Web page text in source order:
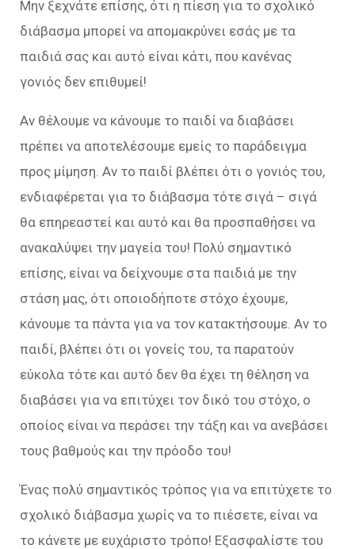
Μην ξεχνάτε επίσης, ότι η πίεση για το σχολικό
διάβασμα μπορεί να απομακρύνει εσάς με τα
παιδιά σας και αυτό είναι κάτι, που κανένας
γονιός δεν επιθυμεί!
Αν θέλουμε να κάνουμε το παιδί να διαβάσει
πρέπει να αποτελέσουμε εμείς το παράδειγμα
προς μίμηση. Αν το παιδί βλέπει ότι ο γονιός του,
ενδιαφέρεται για το διάβασμα τότε σιγά – σιγά
θα επηρεαστεί και αυτό και θα προσπαθήσει να
ανακαλύψει την μαγεία του! Πολύ σημαντικό
επίσης, είναι να δείχνουμε στα παιδιά με την
στάση μας, ότι οποιοδήποτε στόχο έχουμε,
κάνουμε τα πάντα για να τον κατακτήσουμε. Αν το
παιδί, βλέπει ότι οι γονείς του, τα παρατούν
εύκολα τότε και αυτό δεν θα έχει τη θέληση να
διαβάσει για να επιτύχει τον δικό του στόχο, ο
οποίος είναι να περάσει την τάξη και να ανεβάσει
τους βαθμούς και την πρόοδο του!
Ένας πολύ σημαντικός τρόπος για να επιτύχετε το
σχολικό διάβασμα χωρίς να το πιέσετε, είναι να
το κάνετε με ευχάριστο τρόπο! Εξασφαλίστε του